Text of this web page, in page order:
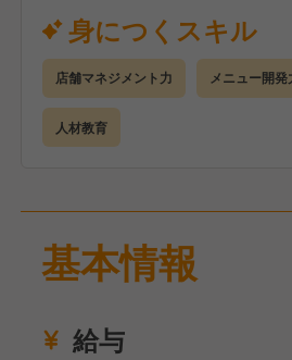
※別途インセンティブ・ボーナス
・マネージャー：45万〜50万円
・店長・料理長：40万円〜42
・副店長：36万円〜38万7,000
・リーダー：33万円〜35万7,000
・一般：30万円〜32万7,000円
・店長・料理長・副店長・リー
2.条件
3.時期
身につくスキル
店舗マネジメント力 メニュー開発
人材教育
基本情報
給与